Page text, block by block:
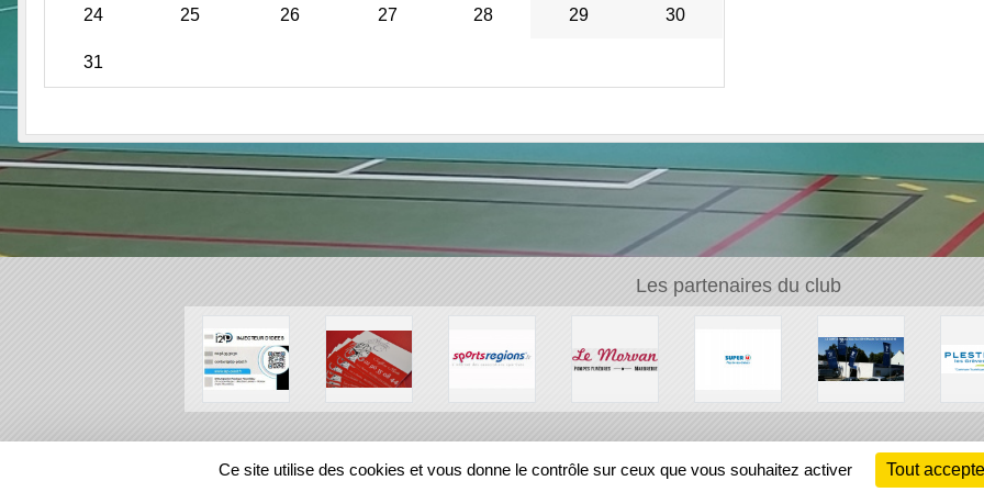
24 25 26 27 28 29 30
31
Les partenaires du club
REGIONS
Ce site utilise des cookies et vous donne le contrôle sur ceux que vous souhaitez activer Tout